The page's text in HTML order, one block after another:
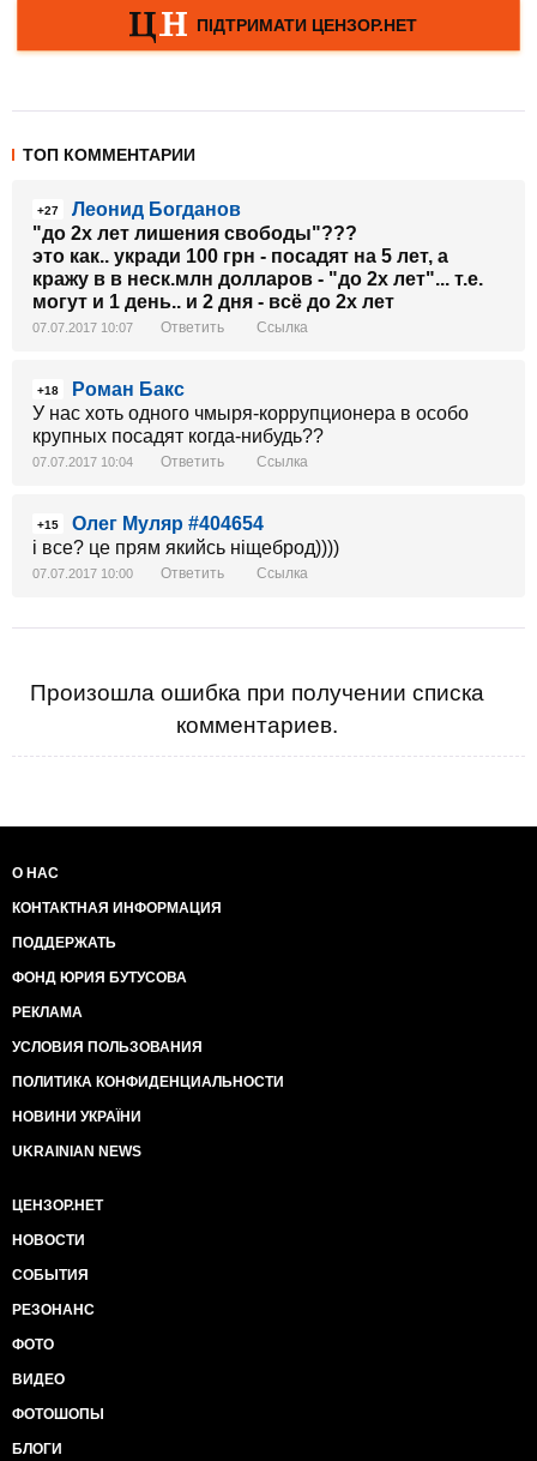
ТОП КОММЕНТАРИИ
+27
Леонид Богданов
"до 2х лет лишения свободы"???
это как.. укради 100 грн - посадят на 5 лет, а
кражу в в неск.млн долларов - "до 2х лет"... т.е.
могут и 1 день.. и 2 дня - всё до 2х лет
07.07.2017 10:07 Ответить Ссылка
+18
Роман Бакс
У нас хоть одного чмыря-коррупционера в особо
крупных посадят когда-нибудь??
07.07.2017 10:04 Ответить Ссылка
+15
Олег Муляр #404654
і все? це прям якийсь ніщеброд))))
07.07.2017 10:00 Ответить Ссылка
Произошла ошибка при получении списка
комментариев.
О НАС
КОНТАКТНАЯ ИНФОРМАЦИЯ
ПОДДЕРЖАТЬ
ФОНД ЮРИЯ БУТУСОВА
РЕКЛАМА
УСЛОВИЯ ПОЛЬЗОВАНИЯ
ПОЛИТИКА КОНФИДЕНЦИАЛЬНОСТИ
НОВИНИ УКРАЇНИ
UKRAINIAN NEWS
ЦЕНЗОР.НЕТ
НОВОСТИ
СОБЫТИЯ
РЕЗОНАНС
ФОТО
ВИДЕО
ФОТОШОПЫ
БЛОГИ